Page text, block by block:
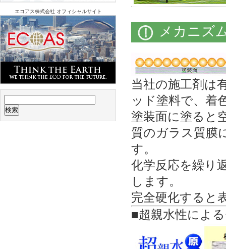
メカニズ
当社の施工剤は
ッド塗料で、着
塗装面に塗ると
質のガラス質膜
す。
化学反応を繰り
します。
完全硬化すると
■超親水性によ
エコアス株式会社 オフィシャルサイト
索: